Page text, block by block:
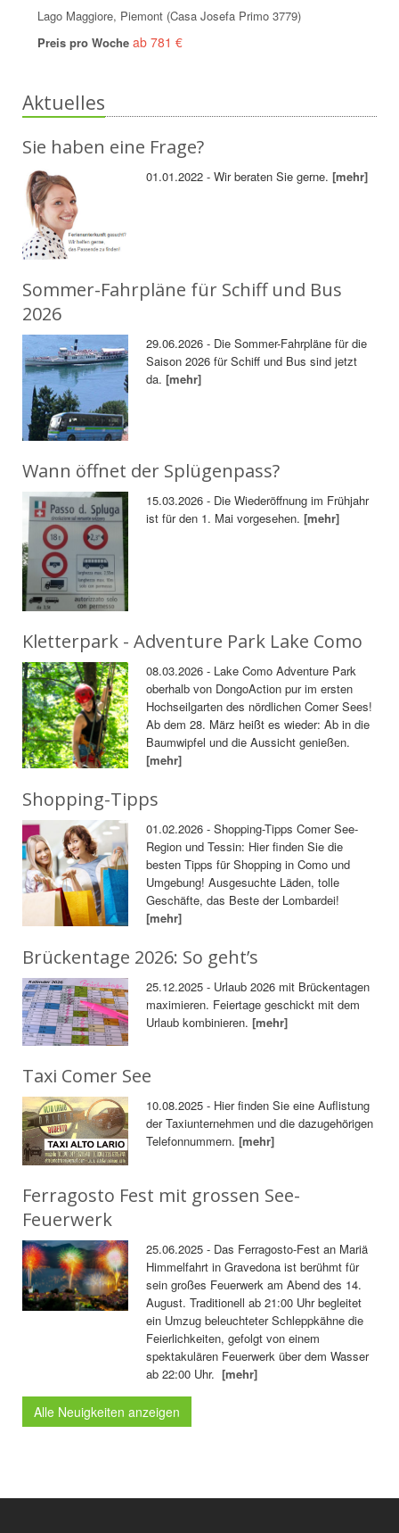
Lago Maggiore, Piemont (Casa Josefa Primo 3779)
Preis pro Woche ab 781 €
Aktuelles
Sie haben eine Frage?
01.01.2022 - Wir beraten Sie gerne.[mehr]
Sommer-Fahrpläne für Schiff und Bus
2026
29.06.2026 - Die Sommer-Fahrpläne für die
Saison 2026 für Schiff und Bus sind jetzt
da.[mehr]
Wann öffnet der Splügenpass?
15.03.2026 - Die Wiederöffnung im Frühjahr
ist für den 1. Mai vorgesehen.[mehr]
Kletterpark - Adventure Park Lake Como
08.03.2026 - Lake Como Adventure Park
oberhalb von DongoAction pur im ersten
Hochseilgarten des nördlichen Comer Sees!
Ab dem 28. März heißt es wieder: Ab in die
Baumwipfel und die Aussicht genießen.
[mehr]
Shopping-Tipps
01.02.2026 - Shopping-Tipps Comer See-
Region und Tessin: Hier finden Sie die
besten Tipps für Shopping in Como und
Umgebung! Ausgesuchte Läden, tolle
Geschäfte, das Beste der Lombardei!
[mehr]
Brückentage 2026: So geht’s
25.12.2025 - Urlaub 2026 mit Brückentagen
maximieren. Feiertage geschickt mit dem
Urlaub kombinieren.[mehr]
Taxi Comer See
10.08.2025 - Hier finden Sie eine Auflistung
der Taxiunternehmen und die dazugehörigen
Telefonnummern.[mehr]
Ferragosto Fest mit grossen See-
Feuerwerk
25.06.2025 - Das Ferragosto-Fest an Mariä
Himmelfahrt in Gravedona ist berühmt für
sein großes Feuerwerk am Abend des 14.
August. Traditionell ab 21:00 Uhr begleitet
ein Umzug beleuchteter Schleppkähne die
Feierlichkeiten, gefolgt von einem
spektakulären Feuerwerk über dem Wasser
ab 22:00 Uhr.[mehr]
Alle Neuigkeiten anzeigen